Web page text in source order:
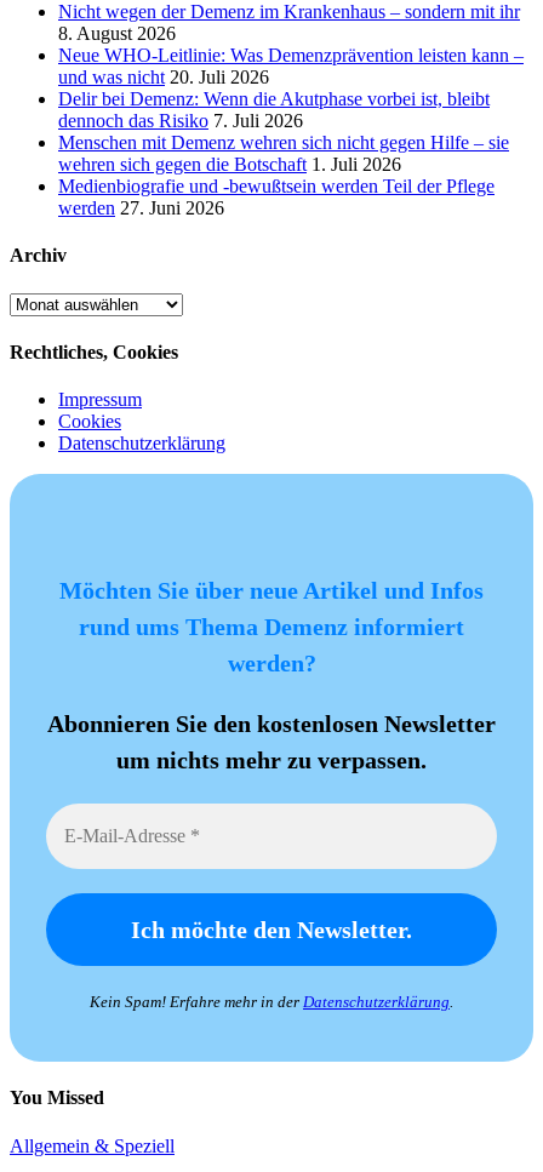
Nicht wegen der Demenz im Krankenhaus – sondern mit ihr
8. August 2026
Neue WHO-Leitlinie: Was Demenzprävention leisten kann –
und was nicht 20. Juli 2026
Delir bei Demenz: Wenn die Akutphase vorbei ist, bleibt
dennoch das Risiko 7. Juli 2026
Menschen mit Demenz wehren sich nicht gegen Hilfe – sie
wehren sich gegen die Botschaft 1. Juli 2026
Medienbiografie und -bewußtsein werden Teil der Pflege
werden 27. Juni 2026
Archiv
Archiv
Rechtliches, Cookies
Impressum
Cookies
Datenschutzerklärung
Möchten Sie über neue Artikel und Infos
rund ums Thema Demenz informiert
werden?
Abonnieren Sie den kostenlosen Newsletter
um nichts mehr zu verpassen.
Kein Spam! Erfahre mehr in der Datenschutzerklärung.
You Missed
Allgemein & Speziell